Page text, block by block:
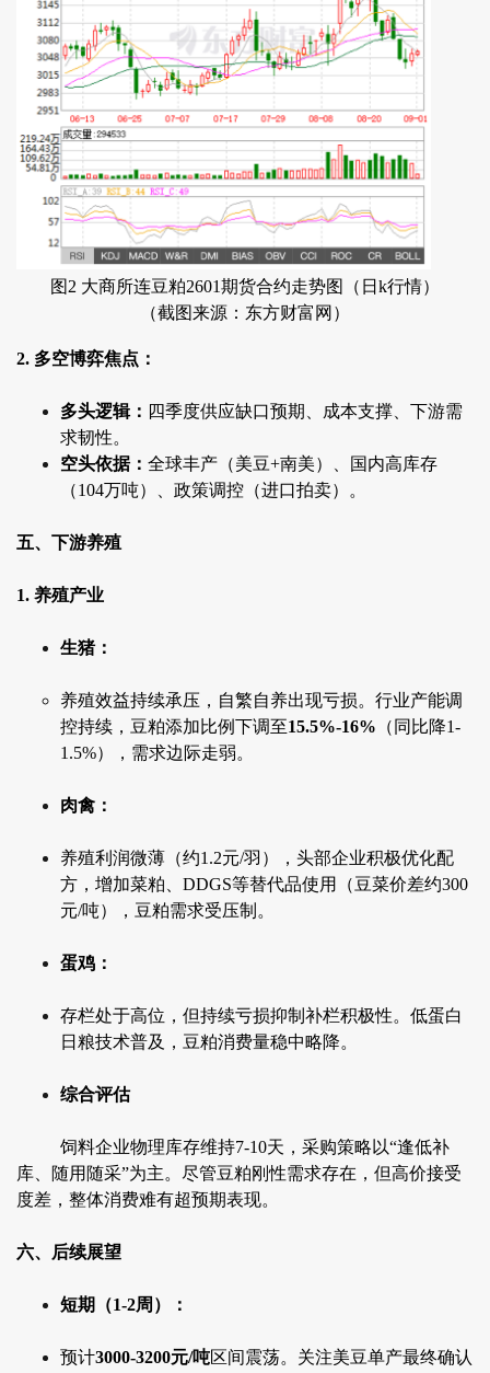
图2 大商所连豆粕2601期货合约走势图（日k行情）
（截图来源：东方财富网）
2. 多空博弈焦点：
多头逻辑： 四季度供应缺口预期、成本支撑、下游需
求韧性。
空头依据： 全球丰产（美豆+南美）、国内高库存
（104万吨）、政策调控（进口拍卖）。
五、下游养殖
1. 养殖产业
生猪：
养殖效益持续承压，自繁自养出现亏损。行业产能调
控持续，豆粕添加比例下调至15.5%-16% （同比降1-
1.5%），需求边际走弱。
肉禽：
养殖利润微薄（约1.2元/羽），头部企业积极优化配
方，增加菜粕、DDGS等替代品使用（豆菜价差约300
元/吨），豆粕需求受压制。
蛋鸡：
存栏处于高位，但持续亏损抑制补栏积极性。低蛋白
日粮技术普及，豆粕消费量稳中略降。
综合评估
饲料企业物理库存维持7-10天，采购策略以“逢低补
库、随用随采”为主。尽管豆粕刚性需求存在，但高价接受
度差，整体消费难有超预期表现。
六、后续展望
短期（1-2周）：
预计3000-3200元/吨区间震荡。关注美豆单产最终确认